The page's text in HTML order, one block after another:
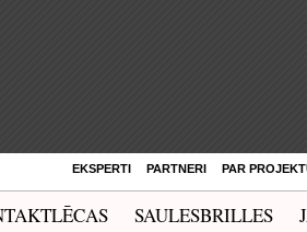
EKSPERTI PARTNERI PAR
SAULESBRILLES